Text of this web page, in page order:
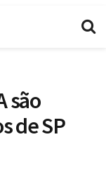
são
de SP